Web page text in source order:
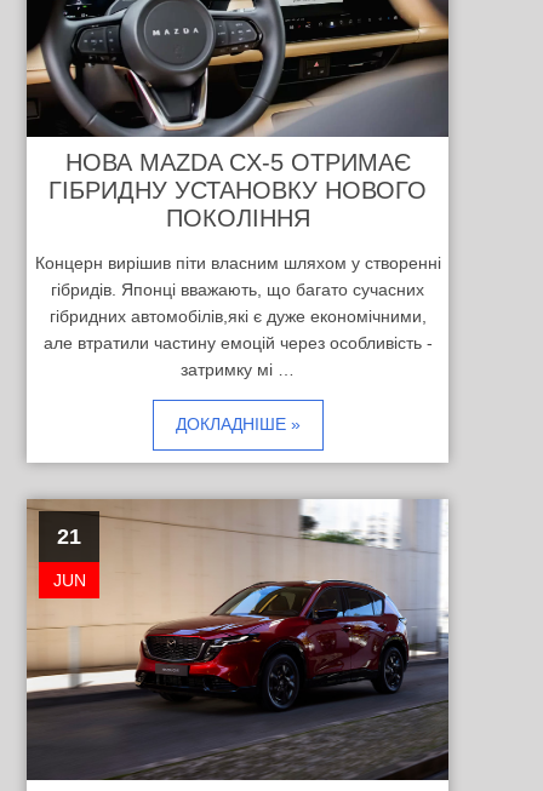
НОВА MAZDA CX-5 ОТРИМАЄ
ГІБРИДНУ УСТАНОВКУ НОВОГО
ПОКОЛІННЯ
Концерн вирішив піти власним шляхом у створенні
гібридів. Японці вважають, що багато сучасних
гібридних автомобілів,які є дуже економічними,
але втратили частину емоцій через особливість -
затримку мі …
ДОКЛАДНІШЕ »
21
JUN